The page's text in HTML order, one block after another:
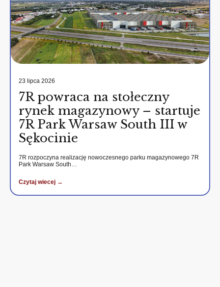
23 lipca 2026
7R powraca na stołeczny
rynek magazynowy – startuje
7R Park Warsaw South III w
Sękocinie
7R rozpoczyna realizację nowoczesnego parku magazynowego 7R
Park Warsaw South…
Czytaj wiecej →